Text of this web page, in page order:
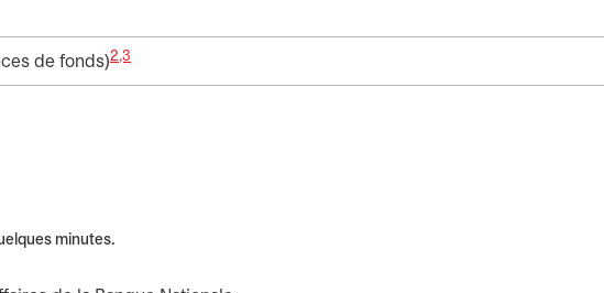
de fonds)2,3
minutes.